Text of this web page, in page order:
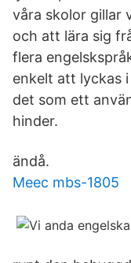
våra skolor gillar
och att lära sig
flera
enkelt att lyckas
det som ett
hinder.
ändå.
Meec mbs-1805